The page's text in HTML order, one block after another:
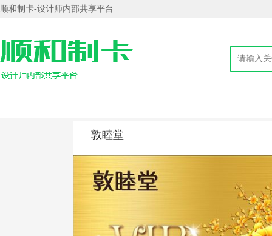
顺和制卡-设计师内部共享平台
敦睦堂